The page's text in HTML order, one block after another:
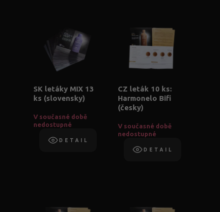
SK letáky MIX 13
ks (slovensky)
V současné době
nedostupné
DETAIL
CZ leták 10 ks:
Harmonelo Bifi
(česky)
V současné době
nedostupné
DETAIL